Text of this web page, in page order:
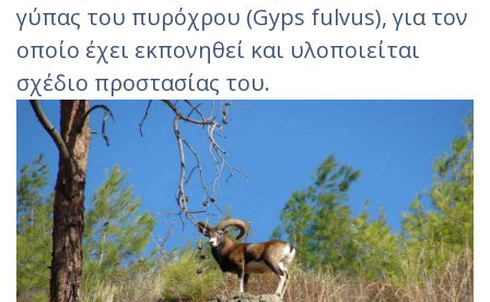
γύπας του πυρόχρου (Gyps fulvus), για τον
οποίο έχει εκπονηθεί και υλοποιείται
σχέδιο προστασίας του.